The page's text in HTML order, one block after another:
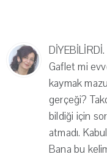
Gaflet mi
kaymak
gerçeği?
bildiği için
atmadı.
Bana bu